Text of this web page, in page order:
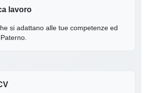
lavoro
si adattano alle tue competenze ed